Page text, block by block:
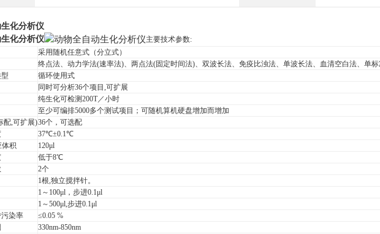
化分析仪
化分析仪
主要技术参数:
采用随机任意式（分立式）
终点法、动力学法(速率法)、两点法(固定时间法)、双波长法、免疫比浊法、单波长法、血清空白法、单标
循环使用式
同时可分析36个项目,可扩展
纯生化可检测200T／小时
至少可编排5000多个测试项目；可随机算机硬盘增加而增加
配,可扩展)36个，可选配
37℃±0.1℃
积
120μl
低于8℃
2个
1根,独立搅拌针。
1～100μl，步进0.1μl
1～500μl,步进0.1μl
染率
≤0.05 %
330nm-850nm